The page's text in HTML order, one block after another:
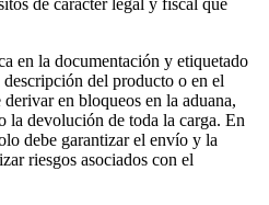
en la documentación y etiquetado
del producto o en el
en bloqueos en la aduana,
la devolución de toda la carga. En
debe garantizar el envío y la
riesgos asociados con el